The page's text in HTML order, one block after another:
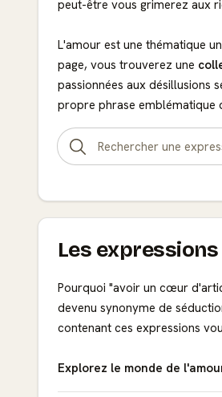
peut-être vous grimerez aux
L'amour est une thématique
page, vous trouverez une
passionnées aux désillusions
propre phrase emblématique
Les
Pourquoi "avoir un cœur
devenu synonyme de
contenant ces expressions
Explorez le monde de